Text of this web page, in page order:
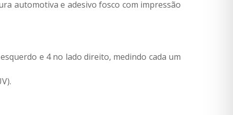
automotiva e adesivo fosco com impressão
e 4 no lado direito, medindo cada um